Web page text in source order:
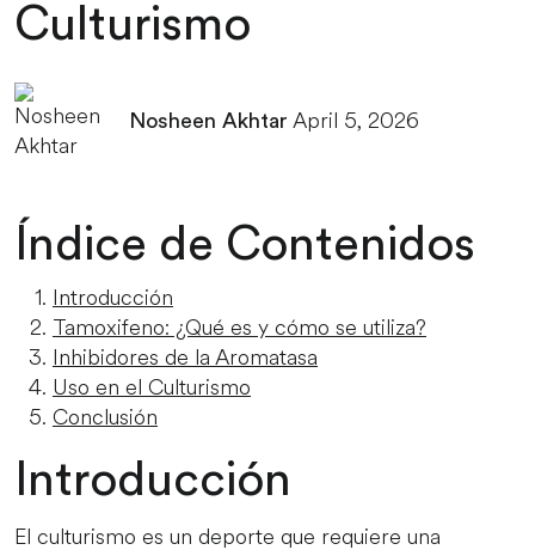
Culturismo
Nosheen Akhtar April 5, 2026
Índice de Contenidos
Introducción
Tamoxifeno: ¿Qué es y cómo se utiliza?
Inhibidores de la Aromatasa
Uso en el Culturismo
Conclusión
Introducción
El culturismo es un deporte que requiere una